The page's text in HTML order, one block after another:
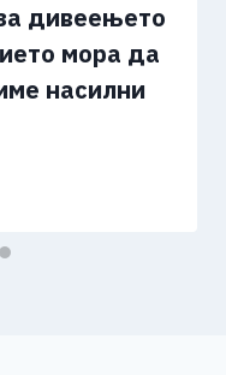
дивеењето
мора да
насилни